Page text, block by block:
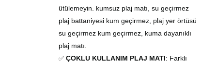
ütülemeyin. kumsuz plaj matı, su geçirmez
plaj battaniyesi kum geçirmez, plaj yer örtüsü
su geçirmez kum geçirmez, kuma dayanıklı
plaj matı
✅ ÇOKLU KULLANIM PLAJ MATI: Farklı